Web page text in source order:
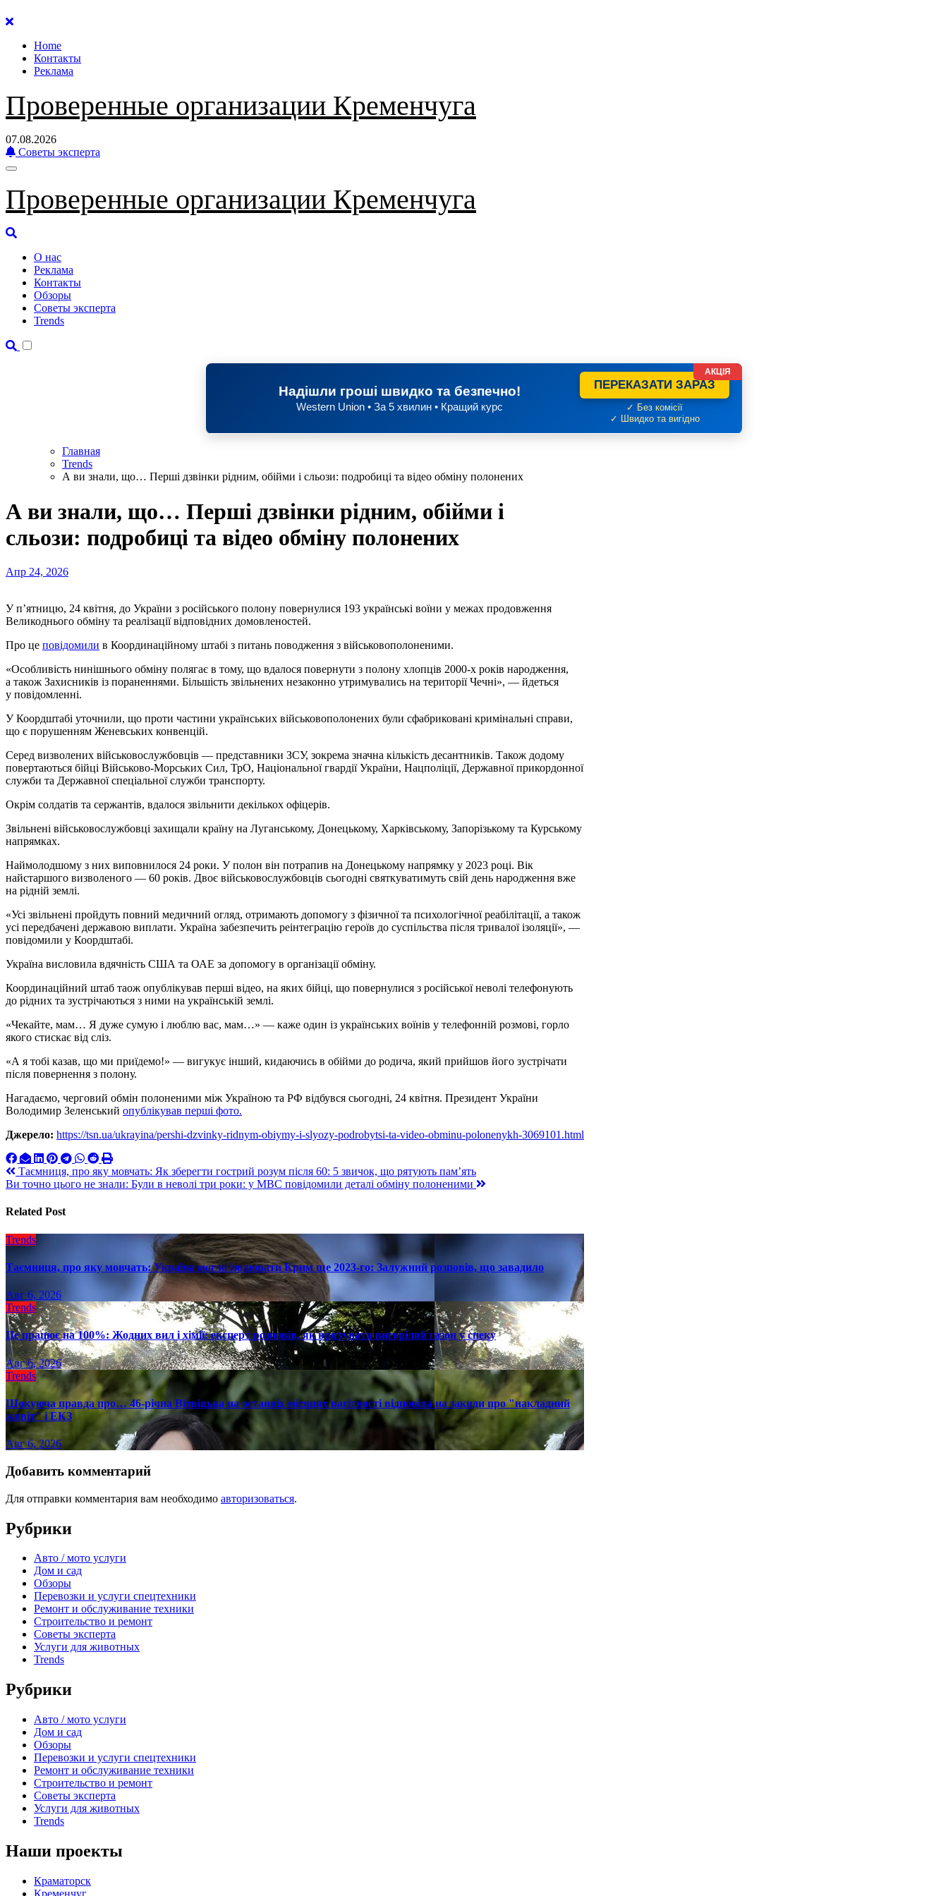
Перейти
содержанию
Home
Контакты
Реклама
Проверенные организации Кременчуга
07.08.2026
Советы эксперта
Проверенные организации Кременчуга
О нас
Реклама
Контакты
Обзоры
Советы эксперта
Trends
Надішли гроші швидко та безпечно!
Western Union • За 5 хвилин • Кращий курс
ПЕРЕКАЗАТИ ЗАРАЗ
✓ Без комісії
✓ Швидко та вигідно
АКЦІЯ
Главная
Trends
А ви знали, що… Перші дзвінки рідним, обійми і сльози: подробиці та відео обміну полонених
А ви знали, що… Перші дзвінки рідним, обійми і
сльози: подробиці та відео обміну полонених
Апр 24, 2026
У п’ятницю, 24 квітня, до України з російського полону повернулися 193 українські воїни у межах продовження
Великоднього обміну та реалізації відповідних домовленостей.
Про це повідомили в Координаційному штабі з питань поводження з військовополоненими.
«Особливість нинішнього обміну полягає в тому, що вдалося повернути з полону хлопців 2000-х років народження,
а також Захисників із пораненнями. Більшість звільнених незаконно утримувались на території Чечні», — йдеться
у повідомленні.
У Коордштабі уточнили, що проти частини українських військовополонених були сфабриковані кримінальні справи,
що є порушенням Женевських конвенцій.
Серед визволених військовослужбовців — представники ЗСУ, зокрема значна кількість десантників. Також додому
повертаються бійці Військово-Морських Сил, ТрО, Національної гвардії України, Нацполіції, Державної прикордонної
служби та Державної спеціальної служби транспорту.
Окрім солдатів та сержантів, вдалося звільнити декількох офіцерів.
Звільнені військовослужбовці захищали країну на Луганському, Донецькому, Харківському, Запорізькому та Курському
напрямках.
Наймолодшому з них виповнилося 24 роки. У полон він потрапив на Донецькому напрямку у 2023 році. Вік
найстаршого визволеного — 60 років. Двоє військовослужбовців сьогодні святкуватимуть свій день народження вже
на рідній землі.
«Усі звільнені пройдуть повний медичний огляд, отримають допомогу з фізичної та психологічної реабілітації, а також
усі передбачені державою виплати. Україна забезпечить реінтеграцію героїв до суспільства після тривалої ізоляції», —
повідомили у Коордштабі.
Україна висловила вдячність США та ОАЕ за допомогу в організації обміну.
Координаційний штаб таож опублікував перші відео, на яких бійці, що повернулися з російської неволі телефонують
до рідних та зустрічаються з ними на українській землі.
«Чекайте, мам… Я дуже сумую і люблю вас, мам…» — каже один із українських воїнів у телефонній розмові, горло
якого стискає від сліз.
«А я тобі казав, що ми приїдемо!» — вигукує інший, кидаючись в обійми до родича, який прийшов його зустрічати
після повернення з полону.
Нагадаємо, черговий обмін полоненими між Україною та РФ відбувся сьогодні, 24 квітня. Президент України
Володимир Зеленський опублікував перші фото.
Джерело: https://tsn.ua/ukrayina/pershi-dzvinky-ridnym-obiymy-i-slyozy-podrobytsi-ta-video-obminu-polonenykh-3069101.html
Навигация
по
записям
Таємниця, про яку мовчать: Як зберегти гострий розум після 60: 5 звичок, що рятують пам’ять
Ви точно цього не знали: Були в неволі три роки: у МВС повідомили деталі обміну полоненими
Related Post
Trends
Таємниця, про яку мовчать: Україна могла ізолювати Крим ще 2023-го: Залужний розповів, що завадило
Авг 6, 2026
Trends
Це працює на 100%: Жодних вил і хімії: експерт розповів, як врятувати вигорілий газон у спеку
Авг 6, 2026
Trends
Шокуюча правда про… 46-річна Вітвіцька на останніх місяцях вагітності відповіла на закиди про "накладний
живіт" і ЕКЗ
Авг 6, 2026
Добавить комментарий
Для отправки комментария вам необходимо авторизоваться.
Рубрики
Авто / мото услуги
Дом и сад
Обзоры
Перевозки и услуги спецтехники
Ремонт и обслуживание техники
Строительство и ремонт
Советы эксперта
Услуги для животных
Trends
Рубрики
Авто / мото услуги
Дом и сад
Обзоры
Перевозки и услуги спецтехники
Ремонт и обслуживание техники
Строительство и ремонт
Советы эксперта
Услуги для животных
Trends
Наши проекты
Краматорск
Кременчуг